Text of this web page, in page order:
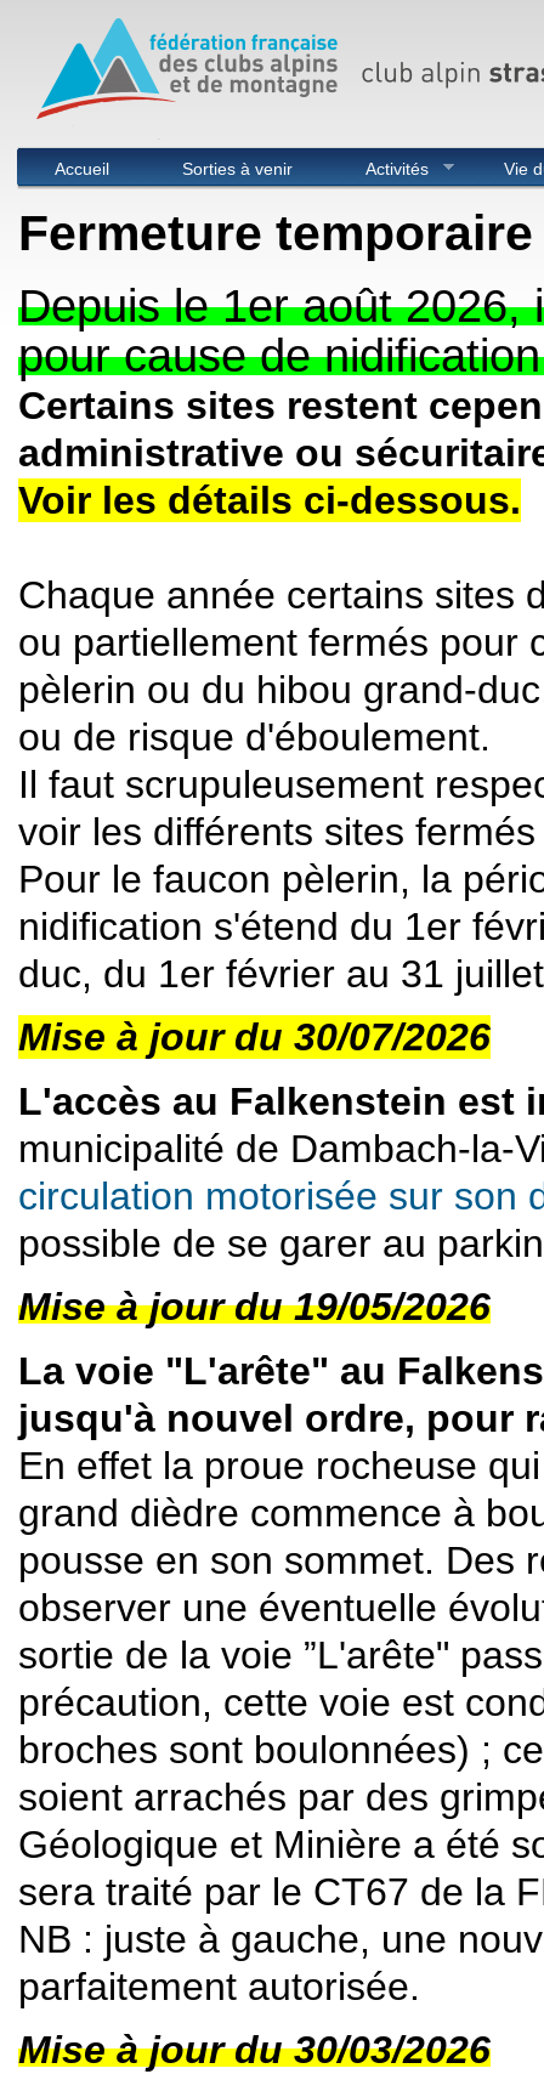
Menu principal
Accueil Sorties à venir Activités Vie
Fermeture
Depuis le 1er août 2026,
pour cause de
Certains sites restent
administrative ou
Voir les détails ci-dessous.
Chaque année certains sites
ou partiellement fermés pour
pèlerin ou du hibou grand-
ou de risque d'éboulement.
Il faut scrupuleusement
voir les différents sites
Pour le faucon pèlerin, la
nidification s'étend du 1er
duc, du 1er février au 31
Mise à jour du 30/07/2026
L'accès au Falkenstein est
municipalité de Dambach-la-
circulation motorisée sur son
possible de se garer au
Mise à jour du 19/05/2026
La voie "L'arête" au
jusqu'à nouvel ordre, pour
En effet la proue rocheuse
grand dièdre commence à
pousse en son sommet. Des
observer une éventuelle
sortie de la voie ”L'arête"
précaution, cette voie est
broches sont boulonnées) ;
soient arrachés par des
Géologique et Minière a été
sera traité par le CT67 de la
NB : juste à gauche, une
parfaitement autorisée.
Mise à jour du 30/03/2026